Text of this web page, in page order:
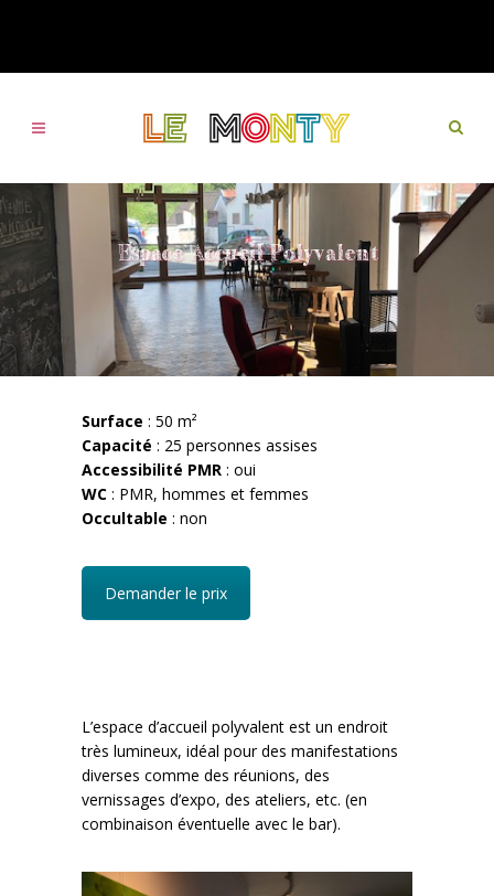
Espace Accueil Polyvalent
Surface : 50 m²
Capacité : 25 personnes assises
Accessibilité PMR : oui
WC : PMR, hommes et femmes
Occultable : non
Demander le prix
L’espace d’accueil polyvalent est un endroit
très lumineux, idéal pour des manifestations
diverses comme des réunions, des
vernissages d’expo, des ateliers, etc. (en
combinaison éventuelle avec le bar).